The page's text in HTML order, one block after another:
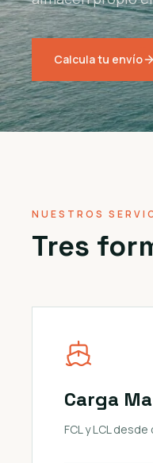
Calcula tu envío
NUESTROS
Tres
Carga
FCL y LCL